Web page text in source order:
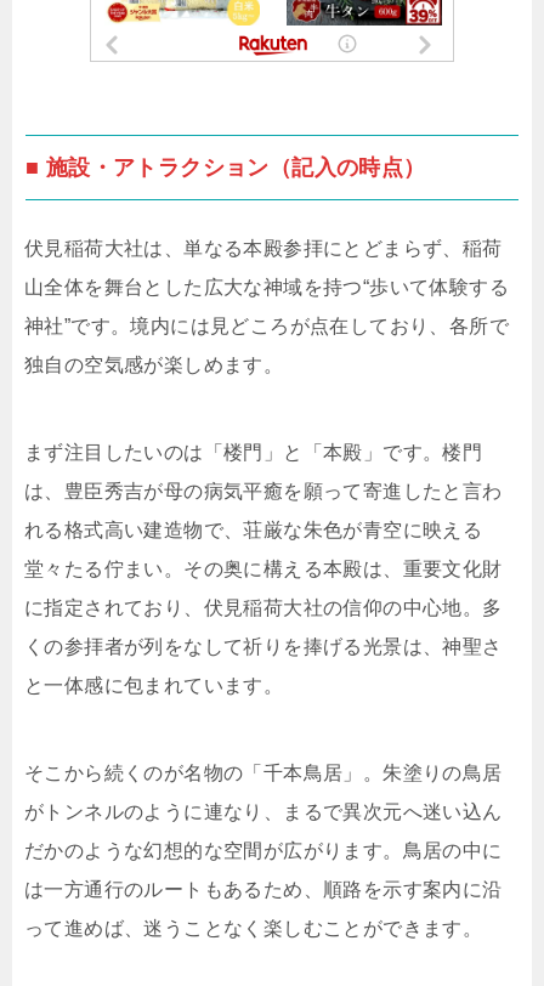
■ 施設・アトラクション（記入の時点）
伏見稲荷大社は、単なる本殿参拝にとどまらず、稲荷
山全体を舞台とした広大な神域を持つ“歩いて体験する
神社”です。境内には見どころが点在しており、各所で
独自の空気感が楽しめます。
まず注目したいのは「楼門」と「本殿」です。楼門
は、豊臣秀吉が母の病気平癒を願って寄進したと言わ
れる格式高い建造物で、荘厳な朱色が青空に映える
堂々たる佇まい。その奥に構える本殿は、重要文化財
に指定されており、伏見稲荷大社の信仰の中心地。多
くの参拝者が列をなして祈りを捧げる光景は、神聖さ
と一体感に包まれています。
そこから続くのが名物の「千本鳥居」。朱塗りの鳥居
がトンネルのように連なり、まるで異次元へ迷い込ん
だかのような幻想的な空間が広がります。鳥居の中に
は一方通行のルートもあるため、順路を示す案内に沿
って進めば、迷うことなく楽しむことができます。